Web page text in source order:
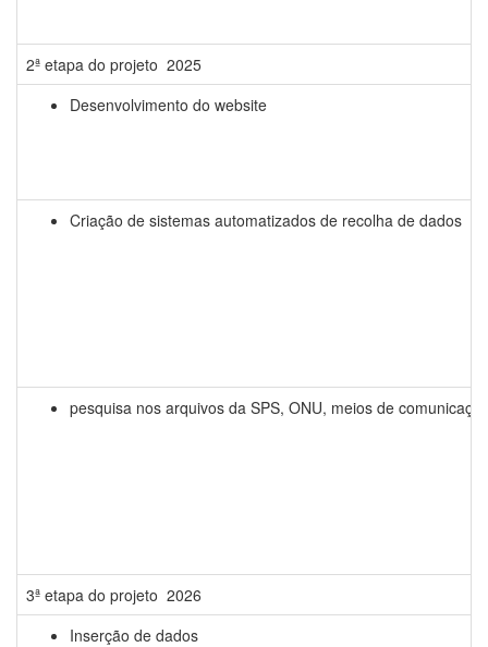
2ª etapa do projeto 2025
Desenvolvimento do website
Criação de sistemas automatizados de recolha de dados
pesquisa nos arquivos da SPS, ONU, meios de
3ª etapa do projeto 2026
Inserção de dados